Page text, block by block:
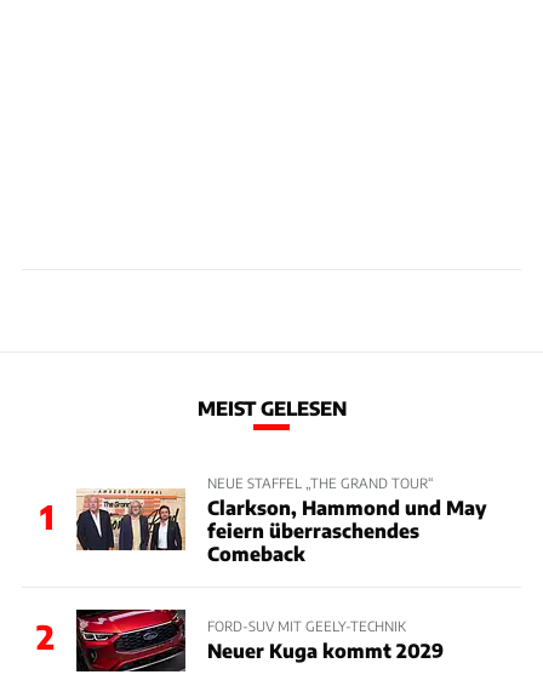
MEIST GELESEN
1
NEUE STAFFEL „THE GRAND TOUR“
Clarkson, Hammond und May
feiern überraschendes
Comeback
2 FORD-SUV MIT GEELY-TECHNIK
Neuer Kuga kommt 2029